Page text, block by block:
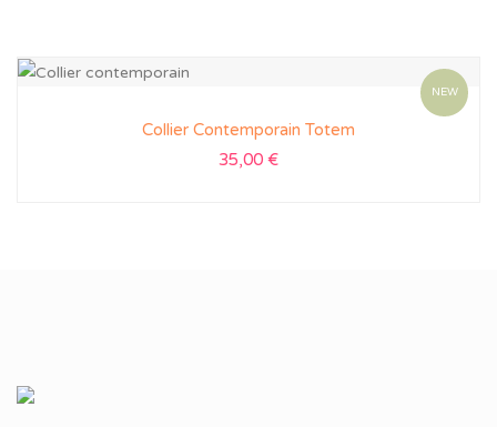
NEW
Collier Contemporain Totem
35,00 €